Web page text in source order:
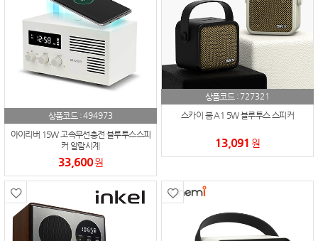
상품코드 :494973
아이리버 15W 고속무선충전 블루투스스피
커 알람시계
33,600원
상품코드 : 727321
스카이 붐 A1 5W 블루투스 스피커
13,091 원